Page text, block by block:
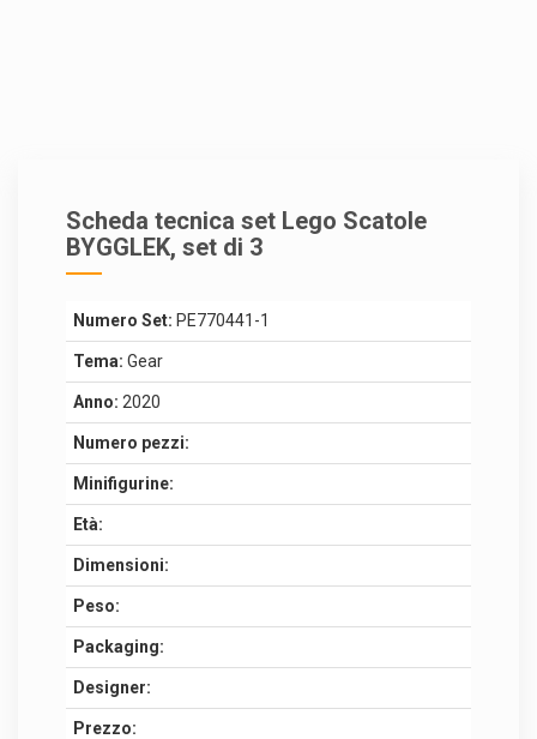
Scheda tecnica set Lego Scatole
BYGGLEK, set di 3
Numero Set: PE770441-1
Tema: Gear
Anno: 2020
Numero pezzi:
Minifigurine:
Età:
Dimensioni:
Peso:
Packaging:
Designer:
Prezzo: